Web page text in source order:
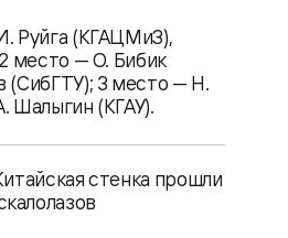
Руйга (КГАЦМиЗ),
место — О. Бибик
(СибГТУ); 3 место — Н.
Шалыгин (КГАУ).
стенка прошли